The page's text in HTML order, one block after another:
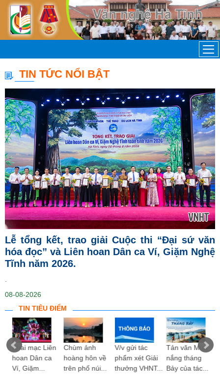
TIN TỨC NỔI BẬT
Lễ tổng kết, trao giải Cuộc thi “Đại sứ văn
hóa đọc” và Liên hoan Dân ca Ví, Giặm Nghệ
Tĩnh năm 2026.
08-08-2026
TIN TIÊU ĐIỂM
Khai mạc Liên
hoan Dân ca
Ví, Giặm...
Chùm ảnh
hoàng hôn về
trên phố núi...
V/v gửi tác
phẩm xét Giải
thưởng VHNT...
Tản văn Mùa
nắng tháng
Bảy của tác...